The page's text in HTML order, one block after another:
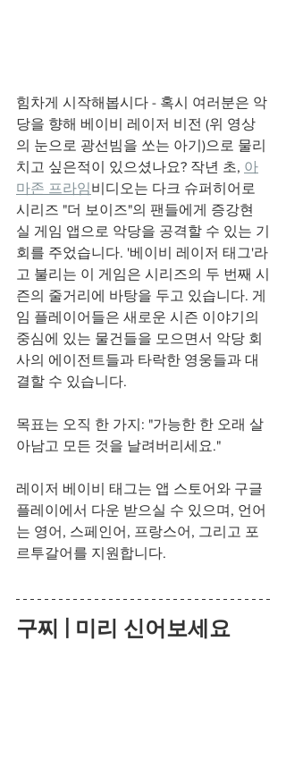
힘차게 시작해봅시다 - 혹시 여러분은 악
당을 향해 베이비 레이저 비전 (위 영상
의 눈으로 광선빔을 쏘는 아기)으로 물리
치고 싶은적이 있으셨나요? 작년 초, 아
마존 프라임비디오는 다크 슈퍼히어로
시리즈 "더 보이즈"의 팬들에게 증강현
실 게임 앱으로 악당을 공격할 수 있는 기
회를 주었습니다. '베이비 레이저 태그'라
고 불리는 이 게임은 시리즈의 두 번째 시
즌의 줄거리에 바탕을 두고 있습니다. 게
임 플레이어들은 새로운 시즌 이야기의
중심에 있는 물건들을 모으면서 악당 회
사의 에이전트들과 타락한 영웅들과 대
결할 수 있습니다.
목표는 오직 한 가지: "가능한 한 오래 살
아남고 모든 것을 날려버리세요."
레이저 베이비 태그는 앱 스토어와 구글
플레이에서 다운 받으실 수 있으며, 언어
는 영어, 스페인어, 프랑스어, 그리고 포
르투갈어를 지원합니다.
구찌 | 미리 신어보세요